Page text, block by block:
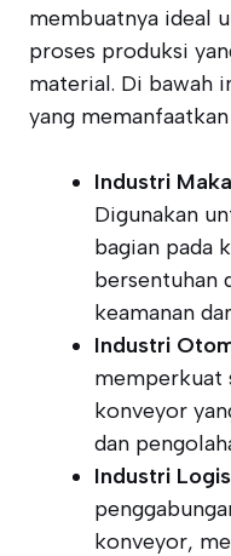
membuatnya ideal
proses produksi
material. Di bawah
yang
Industri
Digunakan
bagian pada
bersentuhan
keamanan
Industri
memperkuat
konveyor
dan
Industri
konveyor,